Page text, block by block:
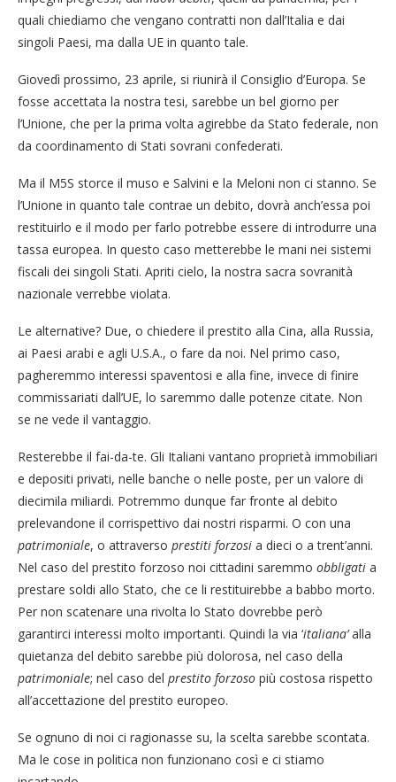
quali chiediamo che vengano contratti non dall’Italia e dai
singoli Paesi, ma dalla UE in quanto tale.
Giovedì prossimo, 23 aprile, si riunirà il Consiglio d’Europa. Se
fosse accettata la nostra tesi, sarebbe un bel giorno per
l’Unione, che per la prima volta agirebbe da Stato federale, non
da coordinamento di Stati sovrani confederati.
Ma il M5S storce il muso e Salvini e la Meloni non ci stanno. Se
l’Unione in quanto tale contrae un debito, dovrà anch’essa poi
restituirlo e il modo per farlo potrebbe essere di introdurre una
tassa europea. In questo caso metterebbe le mani nei sistemi
fiscali dei singoli Stati. Apriti cielo, la nostra sacra sovranità
nazionale verrebbe violata.
Le alternative? Due, o chiedere il prestito alla Cina, alla Russia,
ai Paesi arabi e agli U.S.A., o fare da noi. Nel primo caso,
pagheremmo interessi spaventosi e alla fine, invece di finire
commissariati dall’UE, lo saremmo dalle potenze citate. Non
se ne vede il vantaggio.
Resterebbe il fai-da-te. Gli Italiani vantano proprietà immobiliari
e depositi privati, nelle banche o nelle poste, per un valore di
diecimila miliardi. Potremmo dunque far fronte al debito
prelevandone il corrispettivo dai nostri risparmi. O con una
patrimoniale, o attraverso prestiti forzosi a dieci o a trent’anni.
Nel caso del prestito forzoso noi cittadini saremmo obbligati a
prestare soldi allo Stato, che ce li restituirebbe a babbo morto.
Per non scatenare una rivolta lo Stato dovrebbe però
garantirci interessi molto importanti. Quindi la via ‘italiana’alla
quietanza del debito sarebbe più dolorosa, nel caso della
patrimoniale; nel caso del prestito forzoso più costosa rispetto
all’accettazione del prestito europeo.
Se ognuno di noi ci ragionasse su, la scelta sarebbe scontata.
Ma le cose in politica non funzionano così e ci stiamo